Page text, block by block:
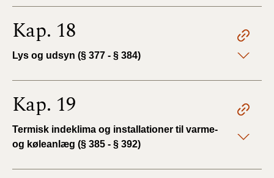
Kap. 18
Lys og udsyn (§ 377 - § 384)
Kap. 19
Termisk indeklima og installationer til varme-
og køleanlæg (§ 385 - § 392)